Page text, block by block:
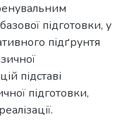
підготовки, у
підґрунтя
підставі
підготовки,